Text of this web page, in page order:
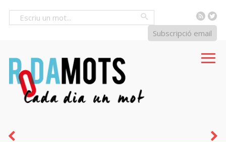
RSS
Subscripció email
casal